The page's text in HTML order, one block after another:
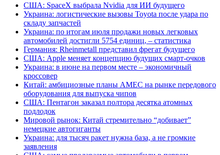
США: SpaceX выбрала Nvidia для ИИ будущего
Украина: логистические вызовы Toyota после удара по
складу запчастей
Украина: по итогам июля продажи новых легковых
автомобилей достигли 5754 единиц, – статистика
Германия: Rheinmetall представил фрегат будущего
США: Apple меняет концепцию будущих смарт-очков
Украина: в июне на первом месте – экономичный
кроссовер
Китай: амбициозные планы AMEC на рынке передового
оборудования для выпуска чипов
США: Пентагон заказал полтора десятка атомных
подлодок
Мировой рынок: Китай стремительно “добивает”
немецкие автогиганты
Украина: для тысяч ракет нужна база, а не громкие
заявления